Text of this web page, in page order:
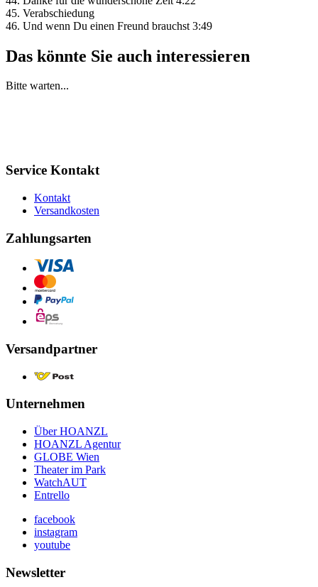
45. Verabschiedung
46. Und wenn Du einen Freund brauchst 3:49
Das könnte Sie auch interessieren
Bitte warten...
Service Kontakt
Kontakt
Versandkosten
Zahlungsarten
Versandpartner
Unternehmen
Über HOANZL
HOANZL Agentur
GLOBE Wien
Theater im Park
WatchAUT
Entrello
facebook
instagram
youtube
Newsletter